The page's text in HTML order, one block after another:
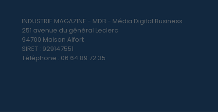
INDUSTRIE MAGAZINE - MDB - Média Digital Business
251 avenue du général Leclerc
94700 Maison Alfort
SIRET : 929147551
Téléphone : 06 64 89 72 35